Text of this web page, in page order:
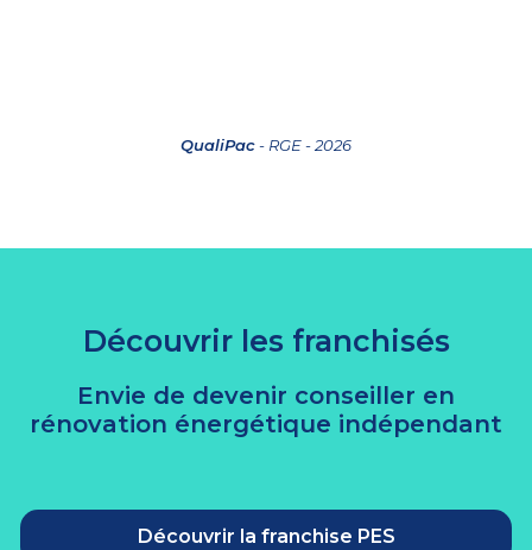
QualiPac- RGE - 2026
Découvrir les franchisés
Envie de devenir conseiller en
rénovation énergétique indépendant
Découvrir la franchise PES